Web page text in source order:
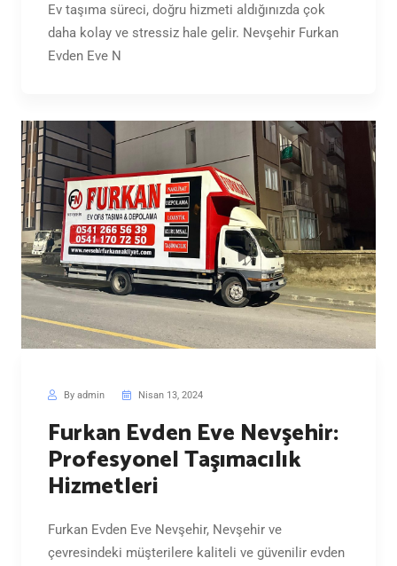
Ev taşıma süreci, doğru hizmeti aldığınızda çok
daha kolay ve stressiz hale gelir. Nevşehir Furkan
Evden Eve N
By admin Nisan 13, 2024
Furkan Evden Eve Nevşehir:
Profesyonel Taşımacılık
Hizmetleri
Furkan Evden Eve Nevşehir, Nevşehir ve
çevresindeki müşterilere kaliteli ve güvenilir evden